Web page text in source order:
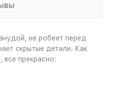
не робеет перед
скрытые детали. Как
прекрасно: